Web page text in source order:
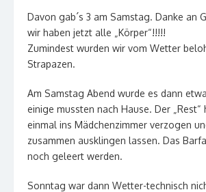
Davon gab´s 3 am Samstag. Danke an
wir haben jetzt alle „Körper“!!!!!
Zumindest wurden wir vom Wetter
Strapazen.
Am Samstag Abend wurde es dann
einige mussten nach Hause. Der „Rest“
einmal ins Mädchenzimmer verzogen
zusammen ausklingen lassen. Das
noch geleert werden.
Sonntag war dann Wetter-technisch